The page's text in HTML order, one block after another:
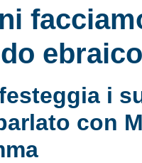
ebraico
i
con